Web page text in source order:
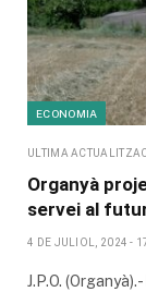
ECONOMIA
ULTIMA
Organyà
servei al
4 DE JULIOL, 2024 -
J.P.O.